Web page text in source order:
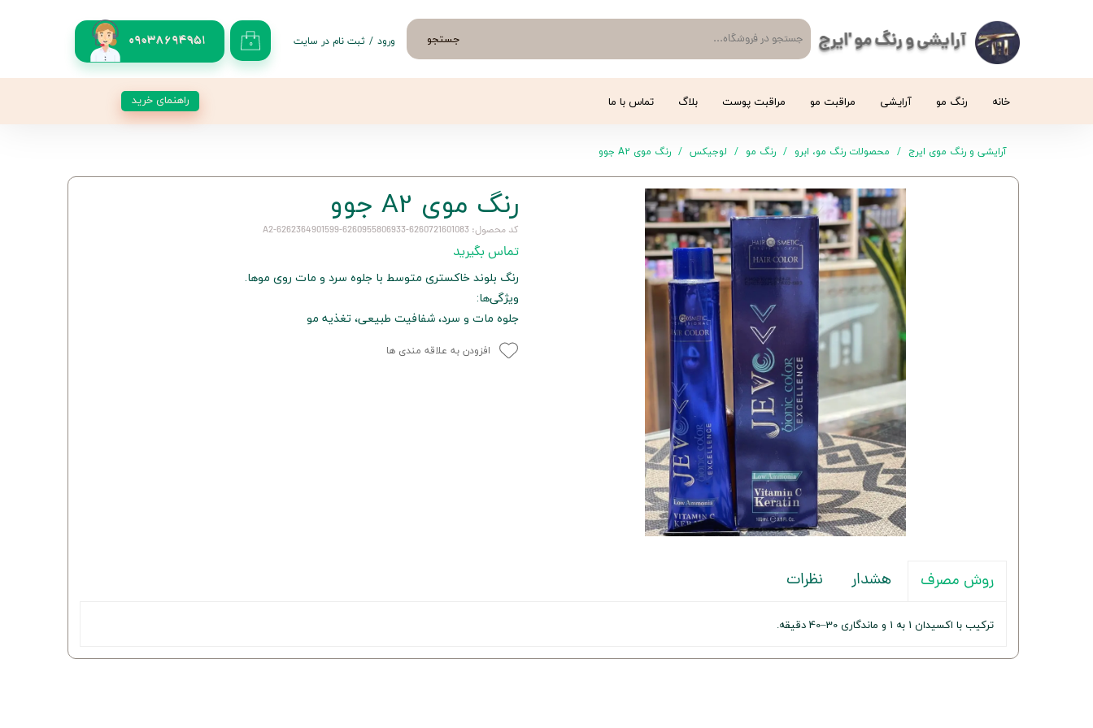
آرایشی و رنگ مو 'ایرج 09038694951 جستجو ۰ ورود / ثبت نام در سایت
خانه رنگ مو آرایشی مراقبت مو مراقبت پوست بلاگ تماس با ما راهنمای خرید
آرایشی و رنگ موی ایرج محصولات رنگ مو، ابرو رنگ مو لوجیکس رنگ موی A2 جوو
رنگ موی A2 جوو
کد محصول: 6260721601083-6260955806933-6262364901599-A2
تماس بگیرید
رنگ بلوند خاکستری متوسط با جلوه سرد و مات روی موها.
ویژگی‌ها:
جلوه مات و سرد، شفافیت طبیعی، تغذیه مو
افزودن به علاقه مندی ها
روش مصرف هشدار نظرات
ترکیب با اکسیدان 1 به 1 و ماندگاری 30–40 دقیقه.